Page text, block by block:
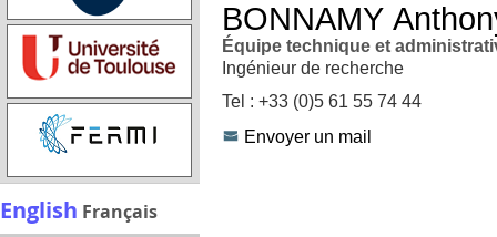
English Français
BONNAMY
Équipe technique et
Ingénieur de recherche
Tel : +33 (0)5 61 55 74 44
Envoyer un mail